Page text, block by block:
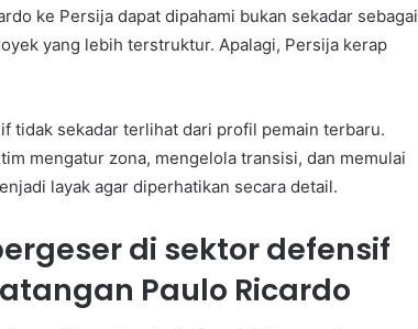
ke Persija dapat dipahami bukan sekadar sebagai
yang lebih terstruktur. Apalagi, Persija kerap
tidak sekadar terlihat dari profil pemain terbaru.
mengatur zona, mengelola transisi, dan memulai
layak agar diperhatikan secara detail.
di sektor defensif
Paulo Ricardo